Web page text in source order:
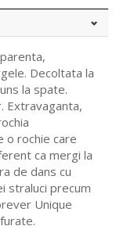
Decoltata la
la spate.
Extravaganta,
o rochie care
ca mergi la
de dans cu
straluci precum
Unique